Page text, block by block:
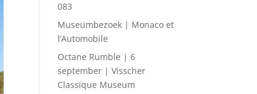
083
Museumbezoek | Monaco et
l’Automobile
Octane Rumble | 6
september | Visscher
Classique Museum